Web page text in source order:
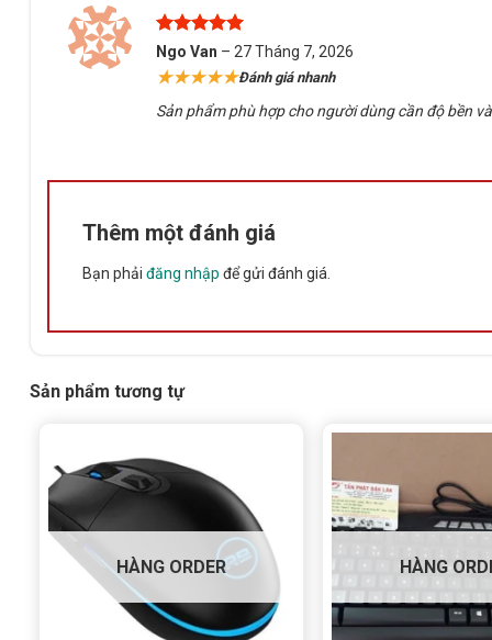
Bộ phím chuột Sorex KM3000 X
Tên sản phẩm
Công nghệ phím
455 x 151
Trọng lượng bàn phím
Chất liệu
Nhựa ABS
Chuột đi kèm
Độ phân giải chuột
1200 DPI
USB
Được xếp
hạng5
5
sao
Ngo Van – 27 Tháng 7, 2026
★★★★★Đánh giá nhanh
Sản phẩm phù hợp cho người dùng cần độ bền
Thêm một đánh giá
Bạn phải đăng nhập để gửi đánh giá.
Sản phẩm tương tự
HÀNG ORDER HÀNG